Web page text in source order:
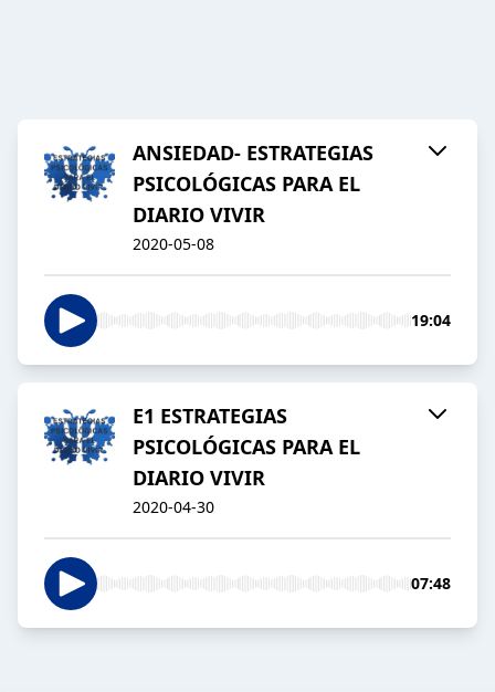
ANSIEDAD- ESTRATEGIAS
PSICOLÓGICAS PARA EL
DIARIO VIVIR
2020-05-08
19:04
E1 ESTRATEGIAS
PSICOLÓGICAS PARA EL
DIARIO VIVIR
2020-04-30
07:48